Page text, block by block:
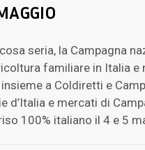
seria, la Campagna
familiare in Italia e
a Coldiretti e
d’Italia e mercati di
100% italiano il 4 e 5